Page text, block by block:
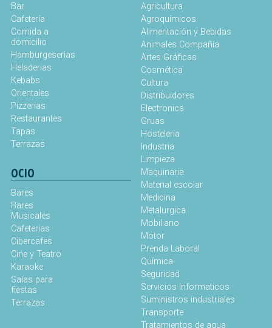
Bar
Cafetería
Comida a
domicilio
Hamburgeserias
Heladerias
Kebabs
Orientales
Pizzerias
Restaurantes
Tapas
Terrazas
OCIO
Bares
Bares
Musicales
Cafeterias
Cibercafes
Cine y Teatro
Karaoke
Salas para
fiestas
Terrazas
Agricultura
Agroquímicos
Alimentación y Bebidas
Animales Compañía
Artes Gráficas
Cosmética
Cultura
Distribuidores
Electronica
Gruas
Hosteleria
Industria
Limpieza
Maquinaria
Material escolar
Medicina
Metalurgica
Mobiliario
Motor
Prenda Laboral
Química
Seguridad
Servicios Informaticos
Suministros industriales
Transporte
Tratamientos de agua